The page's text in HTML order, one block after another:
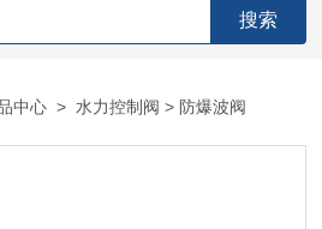
中心 > 水力控制阀 > 防爆波阀